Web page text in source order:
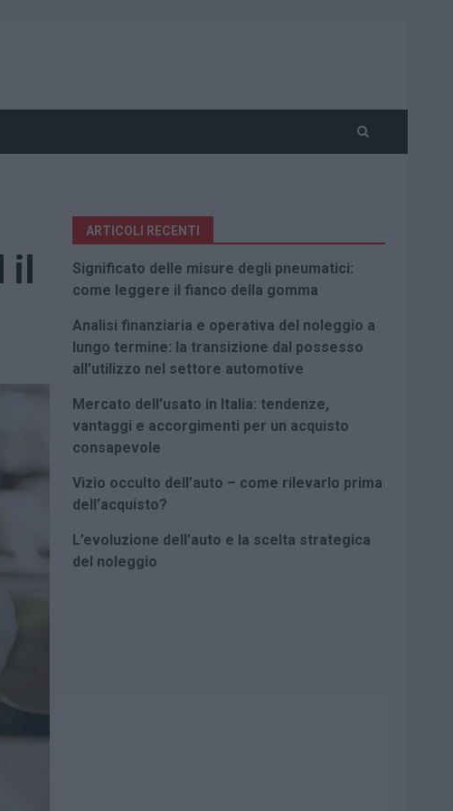
ARTICOLI RECENTI
Significato delle misure degli pneumatici:
come leggere il fianco della gomma
Analisi finanziaria e operativa del noleggio a
lungo termine: la transizione dal possesso
all’utilizzo nel settore automotive
Mercato dell’usato in Italia: tendenze,
vantaggi e accorgimenti per un acquisto
consapevole
Vizio occulto dell’auto – come rilevarlo prima
dell’acquisto?
L’evoluzione dell’auto e la scelta strategica
del noleggio